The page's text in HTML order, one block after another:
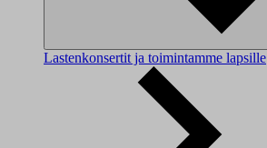
Lastenkonsertit ja toimintamme lapsille